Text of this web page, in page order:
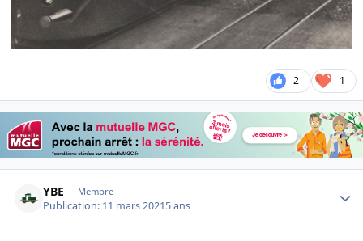
2 1
YBE Membre
Publication: 11 mars 20215 ans